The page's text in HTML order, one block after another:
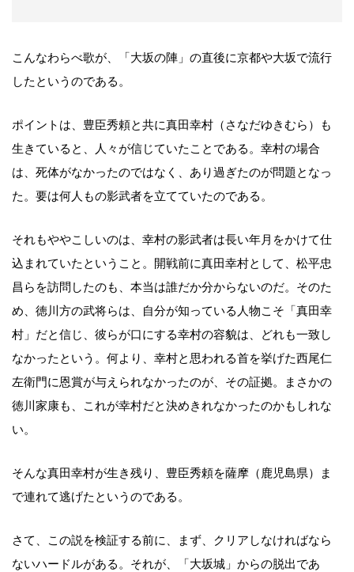
こんなわらべ歌が、「大坂の陣」の直後に京都や大坂で流行
したというのである。
ポイントは、豊臣秀頼と共に真田幸村（さなだゆきむら）も
生きていると、人々が信じていたことである。幸村の場合
は、死体がなかったのではなく、あり過ぎたのが問題となっ
た。要は何人もの影武者を立てていたのである。
それもややこしいのは、幸村の影武者は長い年月をかけて仕
込まれていたということ。開戦前に真田幸村として、松平忠
昌らを訪問したのも、本当は誰だか分からないのだ。そのた
め、徳川方の武将らは、自分が知っている人物こそ「真田幸
村」だと信じ、彼らが口にする幸村の容貌は、どれも一致し
なかったという。何より、幸村と思われる首を挙げた西尾仁
左衛門に恩賞が与えられなかったのが、その証拠。まさかの
徳川家康も、これが幸村だと決めきれなかったのかもしれな
い。
そんな真田幸村が生き残り、豊臣秀頼を薩摩（鹿児島県）ま
で連れて逃げたというのである。
さて、この説を検証する前に、まず、クリアしなければなら
ないハードルがある。それが、「大坂城」からの脱出であ